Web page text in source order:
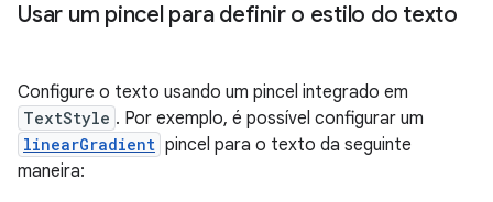
Usar um pincel para definir o estilo do texto
Configure o texto usando um pincel integrado em
TextStyle . Por exemplo, é possível configurar um
linearGradient pincel para o texto da seguinte
maneira: